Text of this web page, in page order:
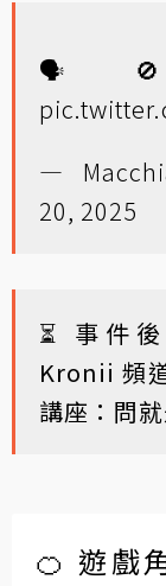
—
20, 2025
⏳ 事件後
Kronii 頻
講座：問
🍊 遊戲